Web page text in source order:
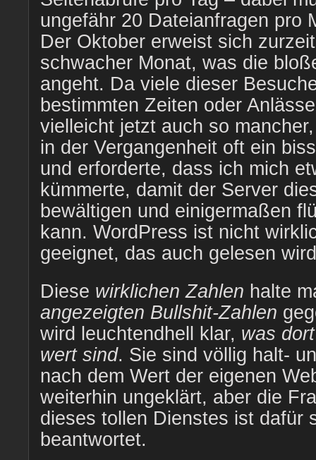
ungefähr 20 Dateianfragen pro
Der Oktober erweist sich
schwacher Monat, was die
angeht. Da viele dieser
bestimmten Zeiten oder
vielleicht jetzt auch so
in der Vergangenheit oft ein
und erforderte, dass ich mich
kümmerte, damit der Server
bewältigen und einigermaßen
kann. WordPress ist nicht
geeignet, das auch gelesen
Diese wirklichen Zahlen halte
angezeigten Bullshit-Zahlen
wird leuchtendhell klar, was
wert sind. Sie sind völlig halt-
nach dem Wert der eigenen
weiterhin ungeklärt, aber die
dieses tollen Dienstes ist dafür
beantwortet.